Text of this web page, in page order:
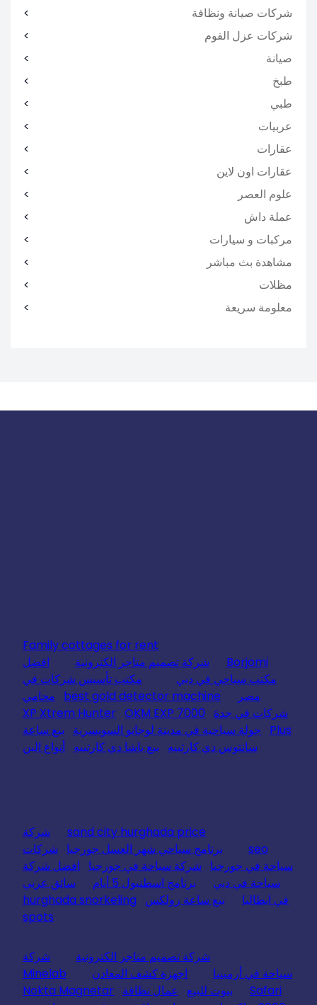
شركات صيانة ونظافة
شركات عزل الفوم
صيانة
طبخ
طبي
عربيات
عقارات
عقارات اون لاين
علوم العصر
عملة داش
مركبات و سيارات
مشاهدة بث مباشر
مظلات
معلومة سريعة
Family cottages for rent
Borjomi
شركة تصميم متاجر الكترونية
افضل
مكتب سياحي في دبي
مكتب تأسيس شركات في
مصر
best gold detector machine
محامي
شركات في جدة
XP Xtrem Hunter OKM EXP 7000
Plus
جولة سياحية في مدينة لوجانو السويسرية
بيع ساعة
سانتوس دي كارتييه
بيع باشا دي كارتييه أنواع البن
sand city hurghada price
شركة
seo
برنامج سياحي شهر العسل جورجيا
شركات
سياحة في جورجيا
شركة سياحة في جورجيا
افضل شركة
سياحة في دبي
برنامج اسطنبول 5 أيام
سائق عربي
في ايطاليا
بيع ساعة رولكس
hurghada snorkeling
spots
شركة تصميم متاجر الكترونية
شركة
سياحة في أرمينيا
اجهزة كشف المعادن
Minelab
Safari
بيوت للبيع عمال نظافة Nokta Magnetar